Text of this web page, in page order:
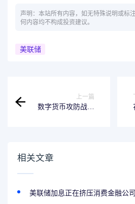
声明：本站所有内容，如无特殊说明或标
何内容均不构成投资建议。
美联储
上一篇
数字货币攻防战：
相关文章
美联储加息正在挤压消费金融公司